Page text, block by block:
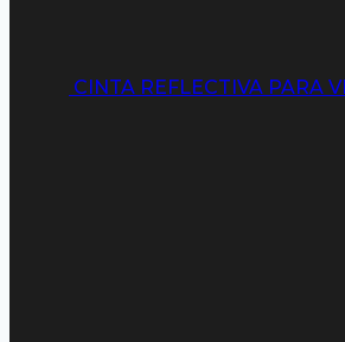
CINTA REFLECTIVA PARA